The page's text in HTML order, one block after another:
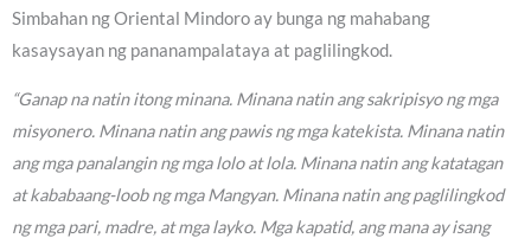
Simbahan ng Oriental Mindoro ay bunga ng mahabang
kasaysayan ng pananampalataya at paglilingkod.
“Ganap na natin itong minana. Minana natin ang sakripisyo ng mga
misyonero. Minana natin ang pawis ng mga katekista. Minana natin
ang mga panalangin ng mga lolo at lola. Minana natin ang katatagan
at kababaang-loob ng mga Mangyan. Minana natin ang paglilingkod
ng mga pari, madre, at mga layko. Mga kapatid, ang mana ay isang